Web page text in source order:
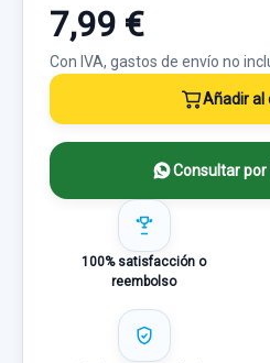
7,99 €
Con IVA, gastos de envío no
Añadir al
Consultar
100% satisfacción o
reembolso